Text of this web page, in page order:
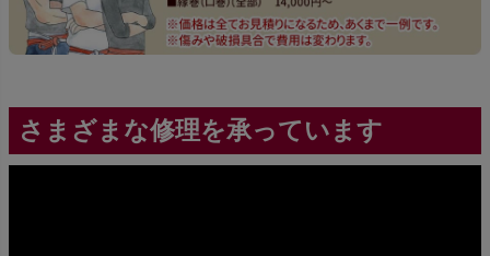
さまざまな修理を承っています